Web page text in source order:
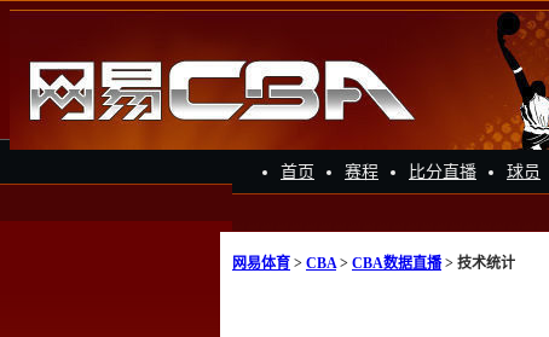
首页 赛程 比分直播 球员
网易体育 > CBA> CBA数据直播> 技术统计